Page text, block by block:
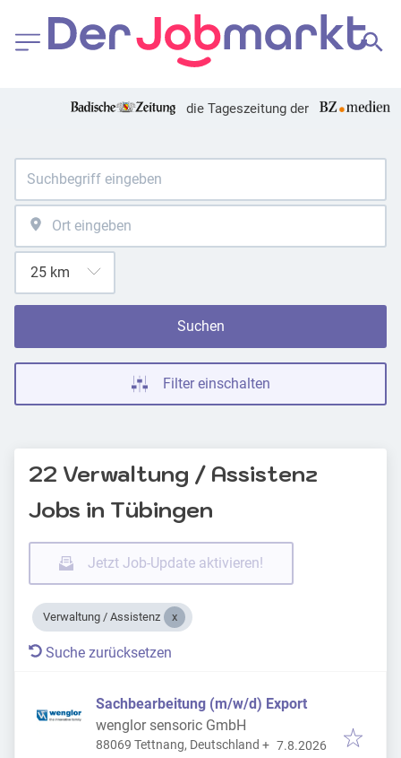
die Tageszeitung der
Suchen
Filter einschalten
22 Verwaltung / Assistenz
Jobs in Tübingen
Jetzt Job-Update aktivieren!
Verwaltung / Assistenz
Suche zurücksetzen
Sachbearbeitung (m/w/d) Export
wenglor sensoric GmbH
88069 Tettnang, Deutschland + Veröffentlicht:
7.8.2026